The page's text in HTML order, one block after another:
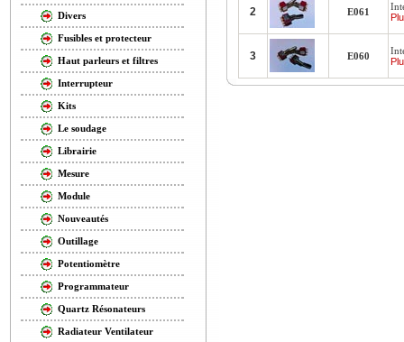
Divers
Fusibles et protecteur
Haut parleurs et filtres
Interrupteur
Kits
Le soudage
Librairie
Mesure
Module
Nouveautés
Outillage
Potentiomètre
Programmateur
Quartz Résonateurs
Radiateur Ventilateur
2 E061
3 E060